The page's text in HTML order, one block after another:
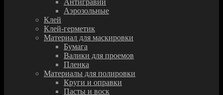
Антигравий
Аэрозольные
Клей
Клей-герметик
Материал для маскировки
Бумага
Валики для проемов
Пленка
Материалы для полировки
Круги и оправки
Пасты и воск